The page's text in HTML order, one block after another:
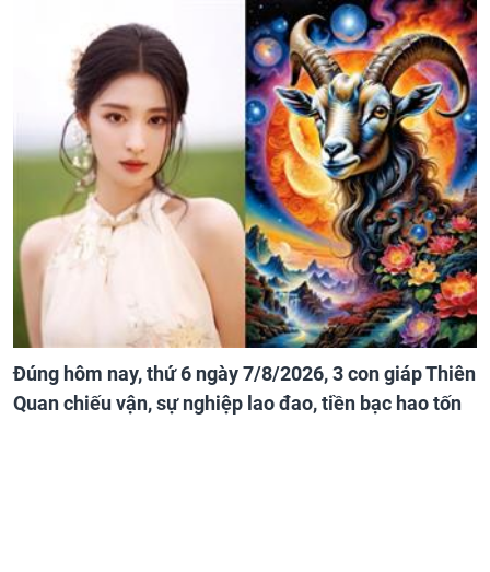
Đúng hôm nay, thứ 6 ngày 7/8/2026, 3 con giáp Thiên
Quan chiếu vận, sự nghiệp lao đao, tiền bạc hao tốn